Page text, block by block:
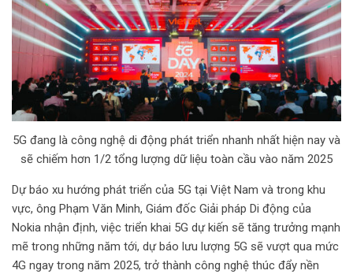
5G đang là công nghệ di động phát triển nhanh nhất hiện nay và
sẽ chiếm hơn 1/2 tổng lượng dữ liệu toàn cầu vào năm 2025
Dự báo xu hướng phát triển của 5G tại Việt Nam và trong khu
vực, ông Phạm Văn Minh, Giám đốc Giải pháp Di động của
Nokia nhận định, việc triển khai 5G dự kiến sẽ tăng trưởng mạnh
mẽ trong những năm tới, dự báo lưu lượng 5G sẽ vượt qua mức
4G ngay trong năm 2025, trở thành công nghệ thúc đẩy nền